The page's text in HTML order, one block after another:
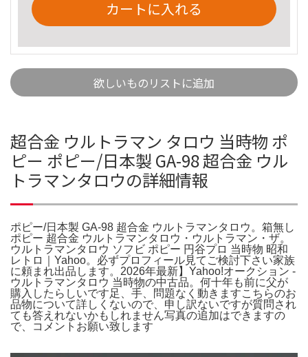
カートに入れる
欲しいものリストに追加
超合金 ウルトラマン タロウ 当時物 ポ
ピー ポピー/日本製 GA-98 超合金 ウル
トラマンタロウの詳細情報
ポピー/日本製 GA-98 超合金 ウルトラマンタロウ。箱無し
ポピー 超合金 ウルトラマンタロウ・ウルトラマン・ザ。
ウルトラマンタロウ ソフビ ポピー 円谷プロ 当時物 昭和
レトロ｜Yahoo。必ずプロフィール見てご検討下さい家族
に頼まれ出品します。2026年最新】Yahoo!オークション -
ウルトラマンタロウ 当時物の中古品。何十年も前に父が
購入したらしいです足、手、問題なく動きますこちらのお
品物について詳しくないので、申し訳ないですが質問され
ても答えれないかもしれません写真の追加はできますの
で、コメントお願い致します